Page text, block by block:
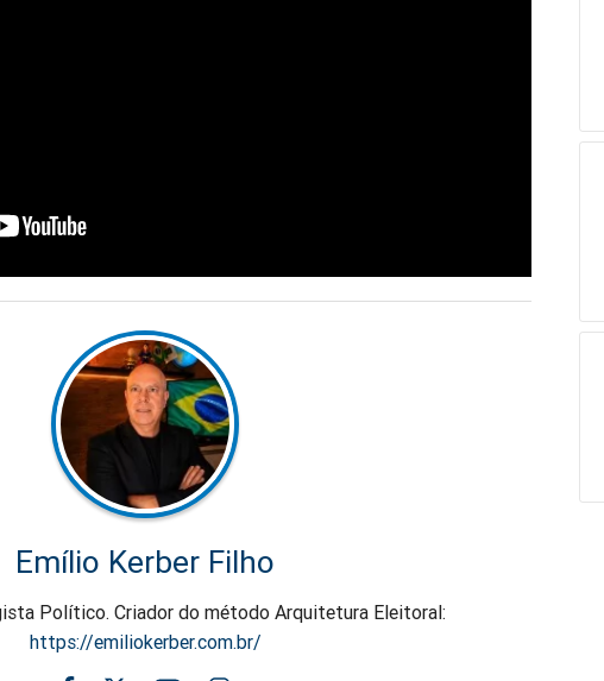
Emílio Kerber Filho
Político. Criador do método Arquitetura Eleitoral:
https://emiliokerber.com.br/